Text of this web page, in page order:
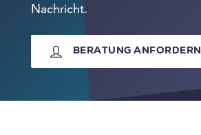
Nachricht.
BERATUNG ANFORDERN